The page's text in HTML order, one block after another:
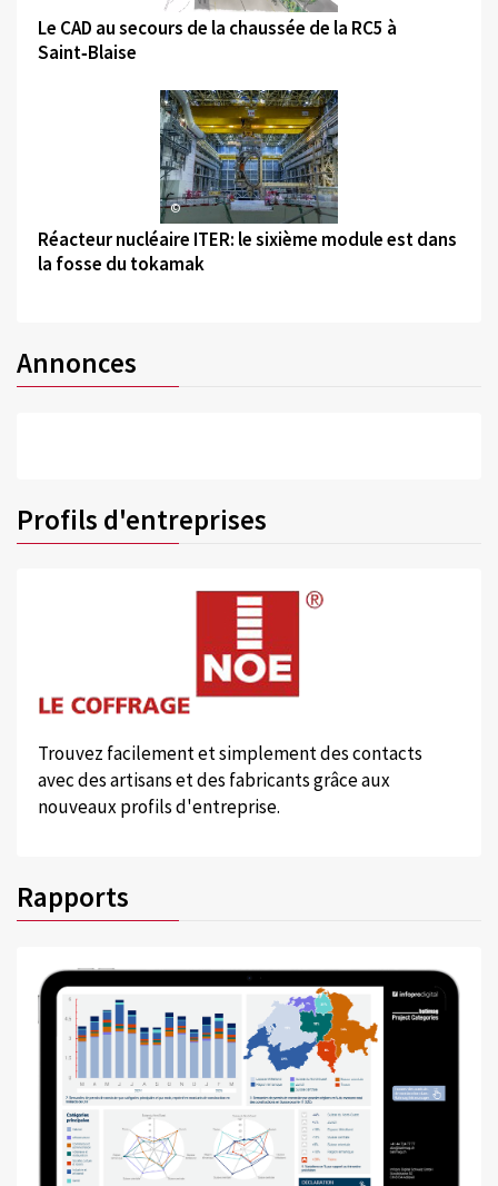
Le CAD au secours de la chaussée de la RC5 à
Saint‑Blaise
©
Réacteur nucléaire ITER: le sixième module est dans
la fosse du tokamak
Annonces
Profils d'entreprises
Trouvez facilement et simplement des contacts
avec des artisans et des fabricants grâce aux
nouveaux profils d'entreprise.
Rapports